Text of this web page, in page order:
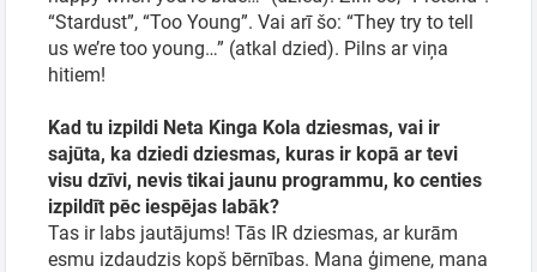
“Stardust”, “Too Young”. Vai arī šo: “They try to tell
us we’re too young…” (atkal dzied). Pilns ar viņa
hitiem!
Kad tu izpildi Neta Kinga Kola dziesmas, vai ir
sajūta, ka dziedi dziesmas, kuras ir kopā ar tevi
visu dzīvi, nevis tikai jaunu programmu, ko centies
izpildīt pēc iespējas labāk?
Tas ir labs jautājums! Tās IR dziesmas, ar kurām
esmu izdaudzis kopš bērnības. Mana ģimene, mana